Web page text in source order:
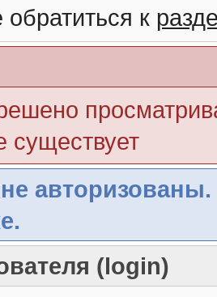
обратиться к
существует
авторизованы.
(login)